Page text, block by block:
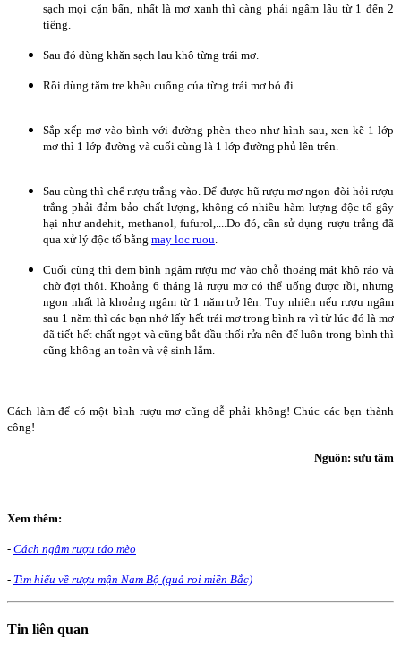
sạch mọi cặn bẩn, nhất là mơ xanh thì càng phải ngâm lâu từ 1 đến 2
tiếng.
Sau đó dùng khăn sạch lau khô từng trái mơ.
Rồi dùng tăm tre khêu cuống của từng trái mơ bỏ đi.
Sắp xếp mơ vào bình với đường phèn theo như hình sau, xen kẽ 1 lớp
mơ thì 1 lớp đường và cuối cùng là 1 lớp đường phủ lên trên.
Sau cùng thì chế rượu trắng vào. Để được hũ rượu mơ ngon đòi hỏi rượu
trắng phải đảm bảo chất lượng, không có nhiều hàm lượng độc tố gây
hại như andehit, methanol, fufurol,....Do đó, cần sử dụng rượu trắng đã
qua xử lý độc tố bằng may loc ruou
Cuối cùng thì đem bình ngâm rượu mơ vào chỗ thoáng mát khô ráo và
chờ đợi thôi. Khoảng 6 tháng là rượu mơ có thể uống được rồi, nhưng
ngon nhất là khoảng ngâm từ 1 năm trở lên. Tuy nhiên nếu rượu ngâm
sau 1 năm thì các bạn nhớ lấy hết trái mơ trong bình ra vì từ lúc đó là mơ
đã tiết hết chất ngọt và cũng bắt đầu thối rửa nên để luôn trong bình thì
cũng không an toàn và vệ sinh lắm.
Cách làm để có một bình rượu mơ cũng dễ phải không! Chúc các bạn thành
công!
Nguồn: sưu tầm
Xem thêm:
- Cách ngâm rượu táo mèo
- Tìm hiểu về rượu mận Nam Bộ (quả roi miền Bắc)
Tin liên quan